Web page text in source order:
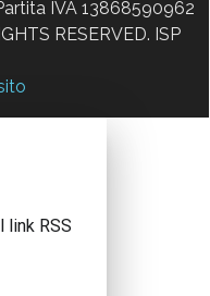
IVA 13868590962
RESERVED. ISP
link RSS